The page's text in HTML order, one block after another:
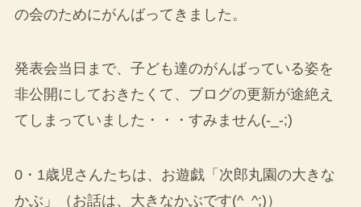
の会のためにがんばってきました。
発表会当日まで、子ども達のがんばっている姿を
非公開にしておきたくて、ブログの更新が途絶え
てしまっていました・・・すみません(-_-;)
0・1歳児さんたちは、お遊戯「次郎丸園の大きな
かぶ」（お話は、大きなかぶです(^_^;)）